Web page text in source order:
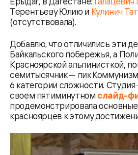
Терентьеву Юлию и Кулинич
(отсутствовала).
Добавлю, что отличились эти
Байкальского побережья, а
Красноярской альпинисткой,
семитысячник — пик
6 категории сложности.
своем пятиминутном слайд-
продемонстрировала основные
красноярцев к этому